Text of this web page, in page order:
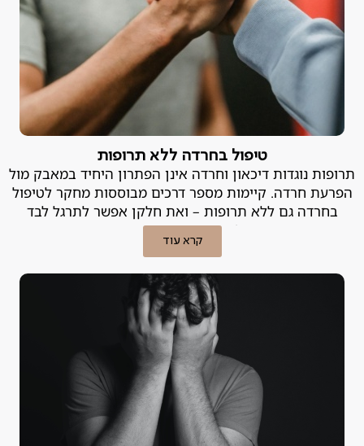
טיפול בחרדה ללא תרופות
תרופות נוגדות דיכאון וחרדה אינן הפתרון היחיד במאבק מול
הפרעת חרדה. קיימות מספר דרכים מבוססות מחקר לטיפול
בחרדה גם ללא תרופות – ואת חלקן אפשר לתרגל לבד
בבית! פסיכיאטר פרטי מסביר.
קרא עוד